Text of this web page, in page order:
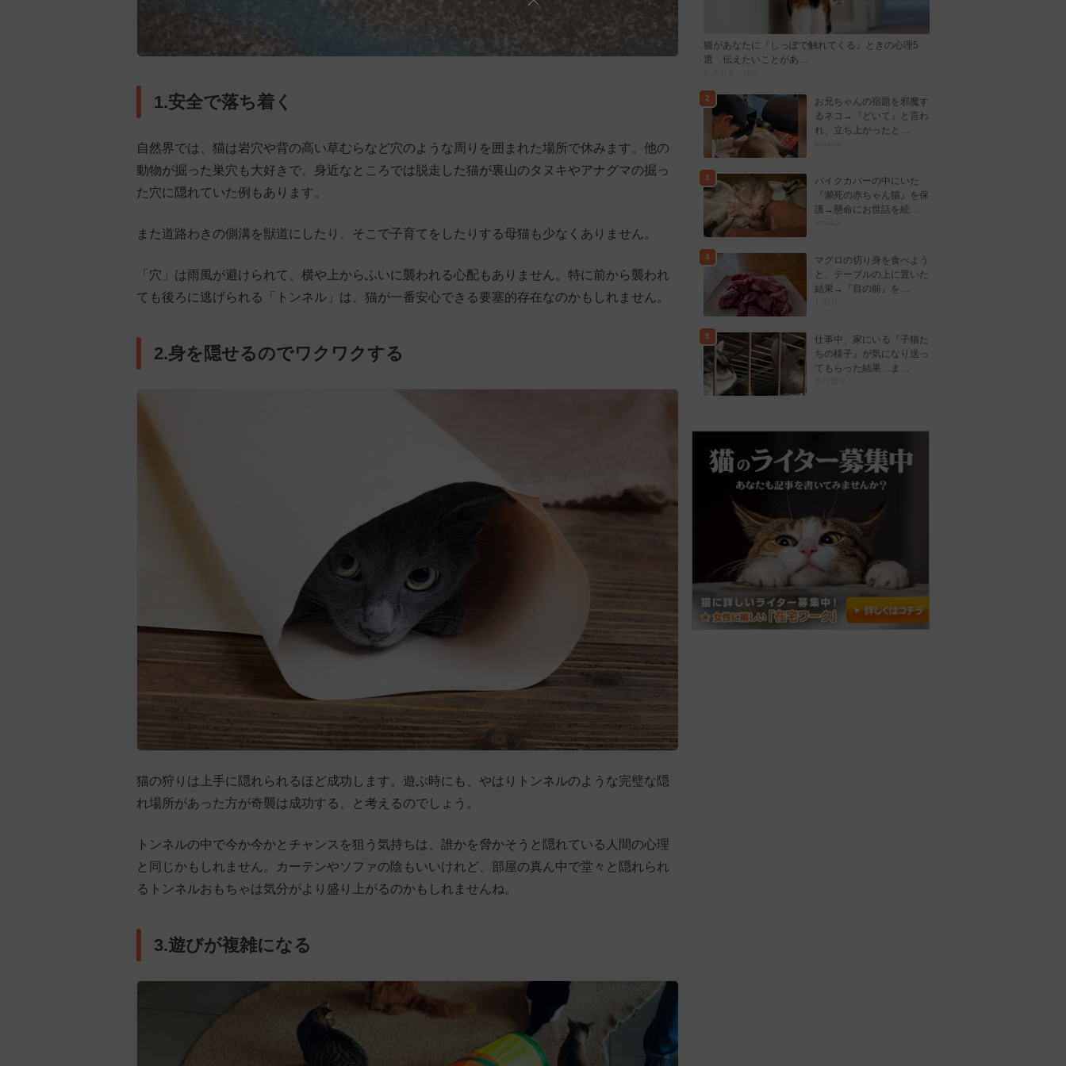
1.安全で落ち着く
自然界では、猫は岩穴や背の高い草むらなど穴のような周りを囲まれた場所で休みます。他の
動物が掘った巣穴も大好きで、身近なところでは脱走した猫が裏山のタヌキやアナグマの掘っ
た穴に隠れていた例もあります。
また道路わきの側溝を獣道にしたり、そこで子育てをしたりする母猫も少なくありません。
「穴」は雨風が避けられて、横や上からふいに襲われる心配もありません。特に前から襲われ
ても後ろに逃げられる「トンネル」は、猫が一番安心できる要塞的存在なのかもしれません。
2.身を隠せるのでワクワクする
猫の狩りは上手に隠れられるほど成功します。遊ぶ時にも、やはりトンネルのような完璧な隠
れ場所があった方が奇襲は成功する、と考えるのでしょう。
トンネルの中で今か今かとチャンスを狙う気持ちは、誰かを脅かそうと隠れている人間の心理
と同じかもしれません。カーテンやソファの陰もいいけれど、部屋の真ん中で堂々と隠れられ
るトンネルおもちゃは気分がより盛り上がるのかもしれませんね。
3.遊びが複雑になる
猫があなたに『しっぽで触れてくる』ときの心理5
選 伝えたいことがあ…
2
お兄ちゃんの宿題を邪魔す
るネコ→『どいて』と言わ
れ、立ち上がったと…
3
バイクカバーの中にいた
『瀕死の赤ちゃん猫』を保
護→懸命にお世話を続…
4
マグロの切り身を食べよう
と、テーブルの上に置いた
結果→『目の前』を…
5
仕事中、家にいる『子猫た
ちの様子』が気になり送っ
てもらった結果…ま…